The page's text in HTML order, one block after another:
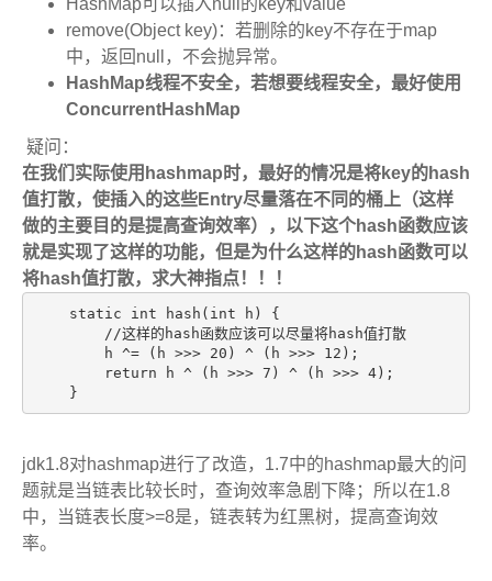
HashMap可以插入null的key和value
remove(Object key)：若删除的key不存在于map
中，返回null，不会抛异常。
HashMap线程不安全，若想要线程安全，最好使用
ConcurrentHashMap
疑问：
在我们实际使用hashmap时，最好的情况是将key的hash
值打散，使插入的这些Entry尽量落在不同的桶上 （这样
做的主要目的是提高查询效率）
，以下这个hash函数应该
就是实现了这样的功能，但是为什么这样的hash函数可以
将hash值打散，求大神指点！！！
    static int hash(int h) {
        //这样的hash函数应该可以尽量将hash值打散
        h ^= (h >>> 20) ^ (h >>> 12);
        return h ^ (h >>> 7) ^ (h >>> 4);
    }
jdk1.8对hashmap进行了改造，1.7中的hashmap最大的问
题就是当链表比较长时，查询效率急剧下降；所以在1.8
中，当链表长度>=8是，链表转为红黑树，提高查询效
率。